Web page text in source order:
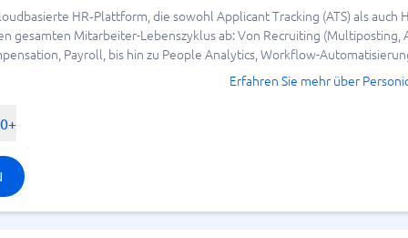
gibt es auf
an neuen Anbietern im Bereich
Markt die kleineren aufkauften, die
kartiert - und uns darauf spezialisiert,
es für Sie einfacher wird, eine
zu starten, um das
HR‑Plattform, die sowohl Applicant Tracking (ATS) als auch
gesamten Mitarbeiter-Lebenszyklus ab: Von Recruiting (Multiposting,
Payroll, bis hin zu People Analytics, Workflow-
Erfahren Sie mehr über